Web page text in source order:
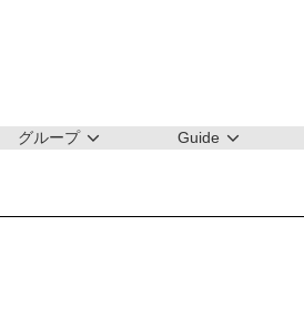
グループ Guide